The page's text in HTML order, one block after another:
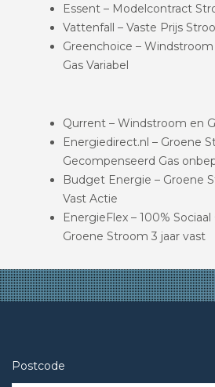
Essent – Modelcontract
Vattenfall – Vaste Prijs
Greenchoice –
Gas Variabel
Qurrent – Windstroom en
Energiedirect.nl – Groene
Gecompenseerd Gas
Budget Energie – Groene
Vast Actie
EnergieFlex – 100%
Groene Stroom 3 jaar vast
Postcode